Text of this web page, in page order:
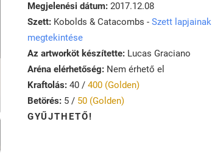
Megjelenési dátum: 2017.12.08
Szett: Kobolds & Catacombs - Szett lapjainak
megtekintése
Az artworköt készítette: Lucas Graciano
Aréna elérhetőség: Nem érhető el
Kraftolás: 40 / 400 (Golden)
Betörés: 5 / 50 (Golden)
GYŰJTHETŐ!